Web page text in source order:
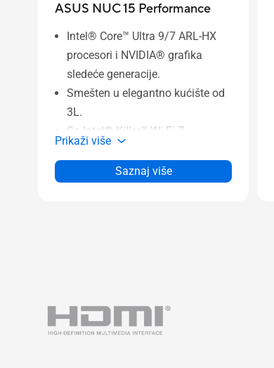
ASUS NUC 15 Performance
Intel® Core™ Ultra 9/7 ARL-HX
procesori i NVIDIA® grafika
sledeće generacije.
Smešten u elegantno kućište od
3L.
Sa Intel® Killer™ Wi-Fi 7
sa 2x2, 320 MHz, 4K QAM +
3.0 kompatibilna memorija
Dva M.2 22x80 SSD NVMe slota*
Prikaži više
Saznaj više